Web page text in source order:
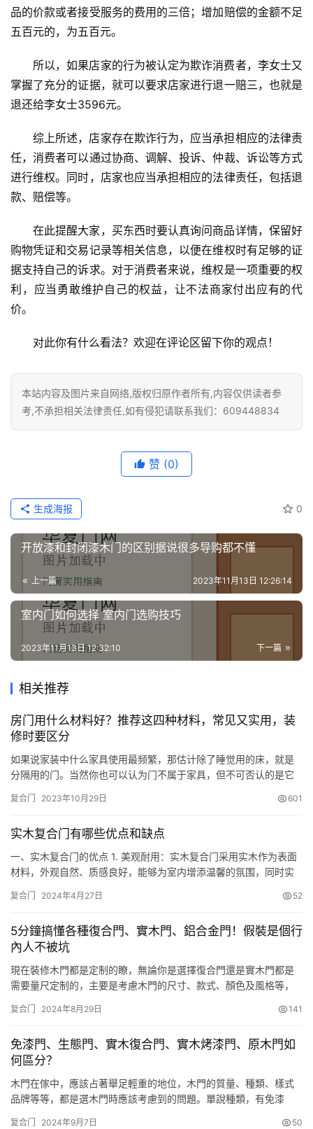
品的价款或者接受服务的费用的三倍；增加赔偿的金额不足
五百元的，为五百元。
所以，如果店家的行为被认定为欺诈消费者，李女士又
掌握了充分的证据，就可以要求店家进行退一赔三，也就是
退还给李女士3596元。
综上所述，店家存在欺诈行为，应当承担相应的法律责
任，消费者可以通过协商、调解、投诉、仲裁、诉讼等方式
进行维权。同时，店家也应当承担相应的法律责任，包括退
款、赔偿等。
在此提醒大家，买东西时要认真询问商品详情，保留好
购物凭证和交易记录等相关信息，以便在维权时有足够的证
据支持自己的诉求。对于消费者来说，维权是一项重要的权
利，应当勇敢维护自己的权益，让不法商家付出应有的代
价。
对此你有什么看法？欢迎在评论区留下你的观点！
本站内容及图片来自网络,版权归原作者所有,内容仅供读者参
考,不承担相关法律责任,如有侵犯请联系我们：609448834
赞 (0)
0
生成海报
开放漆和封闭漆木门的区别据说很多导购都不懂
上一篇 2023年11月13日 12:26:14
室内门如何选择 室内门选购技巧
下一篇
2023年11月13日 12:32:10
相关推荐
房门用什么材料好？推荐这四种材料，常见又实用，装
修时要区分
如果说家装中什么家具使用最频繁，那估计除了睡觉用的床，就是
分隔用的门。当然你也可以认为门不属于家具，但不可否认的是它
为装修预算不够，把钱省在了门上面，后期住进去就叫苦不迭了。
己的需要选用，同时也能区分清楚它们之间的差别，以防被装修公
司忽悠了。 …
复合门 2023年10月29日 601
实木复合门有哪些优点和缺点
一、实木复合门的优点 1. 美观耐用：实木复合门采用实木作为表面
材料，外观自然、质感良好，能够为室内增添温馨的氛围，同时实
制作过程中加入防潮、防腐剂，有效地提高了门的防潮性能，使其
的内部结构采用高密度纤维板或实木贴皮板，具有较好的保…
复合门 2024年4月27日 52
5分鐘搞懂各種復合門、實木門、鋁合金門！假裝是個行
內人不被坑
現在裝修木門都是定制的瞭，無論你是選擇復合門還是實木門都是
需要量尺定制的，主要是考慮木門的尺寸、款式、顏色及風格等，
上門量尺，再到加工生產，每一個環節都涉及多道生產工序，木門
期就要把門定下來瞭，這樣可以大大節省裝修周期。 那木門怎麼選
呢？（復…
复合门 2024年8月29日 141
免漆門、生態門、實木復合門、實木烤漆門、原木門如
何區分？
木門在傢中，應該占著舉足輕重的地位，木門的質量、種類、樣式
品牌等等，都是選木門時應該考慮到的問題。單說種類，有免漆
复合门 2024年9月7日 50